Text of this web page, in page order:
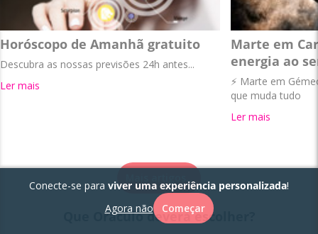
Horóscopo de Amanhã gratuito
Descubra as nossas previsões 24h antes...
Ler mais
Marte em
energia ao
⚡ Marte em
que muda tudo
Ler mais
Que Oráculo deverá escolher?
Conecte-se para viver uma experiência personalizada!
Agora não
Começar